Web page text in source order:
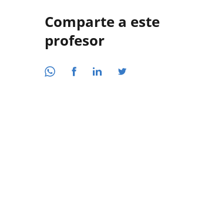
Comparte a este
profesor